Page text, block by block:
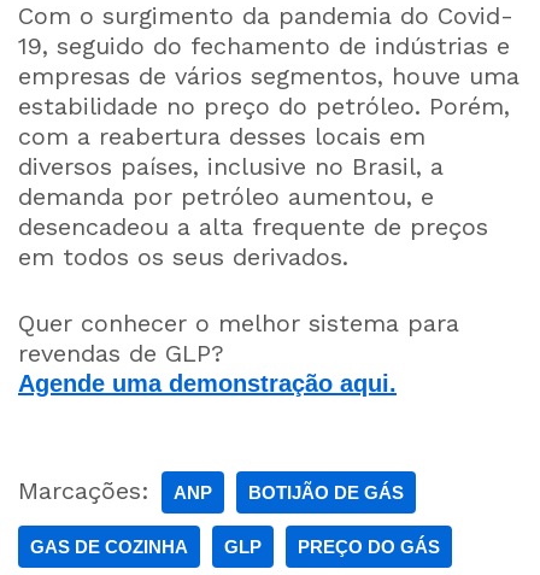
Com o surgimento da pandemia do Covid-
19, seguido do fechamento de indústrias e
empresas de vários segmentos, houve uma
estabilidade no preço do petróleo. Porém,
com a reabertura desses locais em
diversos países, inclusive no Brasil, a
demanda por petróleo aumentou, e
desencadeou a alta frequente de preços
em todos os seus derivados.
Quer conhecer o melhor sistema para
revendas de GLP?
Agende uma demonstração aqui.
Marcações: ANP BOTIJÃO DE GÁS
GAS DE COZINHA GLP PREÇO DO GÁS